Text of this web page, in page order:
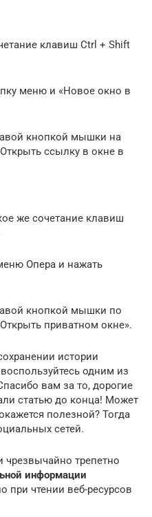
клавиш Ctrl + Shift
меню и «Новое окно в
кнопкой мышки на
ссылку в окне в
же сочетание клавиш
Опера и нажать
кнопкой мышки по
приватном окне».
истории
одним из
вам за то, дорогие
статью до конца! Может
полезной? Тогда
сетей.
чрезвычайно трепетно
информации
при чтении веб-ресурсов